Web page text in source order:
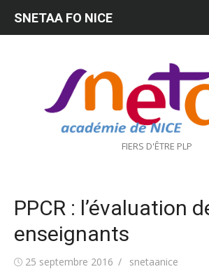
FIERS D'ÊTRE PLP
SNETAA FO NICE
PPCR : l’évaluation
enseignants
Publié25 septembre 2016 Auteur/autrice
snetaanice